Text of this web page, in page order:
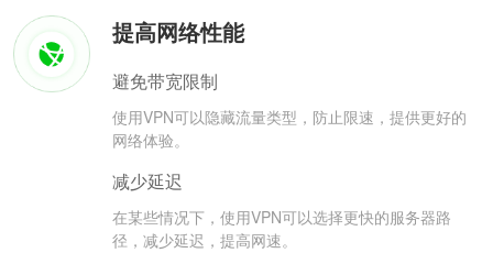
提高网络性能
避免带宽限制
使用VPN可以隐藏流量类型，防止限速，提供更好的
网络体验。
减少延迟
在某些情况下，使用VPN可以选择更快的服务器路
径，减少延迟，提高网速。